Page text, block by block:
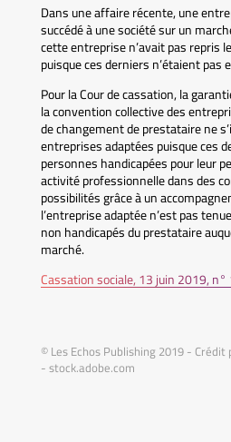
Dans une affaire récente, une
succédé à une société sur un
cette entreprise n’avait pas repris
puisque ces derniers n’étaient pas
Pour la Cour de cassation, la
la convention collective des
de changement de prestataire ne
entreprises adaptées puisque ces
personnes handicapées pour leur
activité professionnelle dans des
possibilités grâce à un
l’entreprise adaptée n’est pas
non handicapés du prestataire
marché.
Cassation sociale, 13 juin 2019,
© Les Echos Publishing 2019 -
- stock.adobe.com